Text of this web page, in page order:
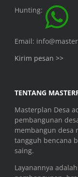
Hunting:
Email:
Kirim pesan >>
TENTANG
Masterplan Desa
pembangunan
membangun desa
tangguh bencana
saing.
Layanannya